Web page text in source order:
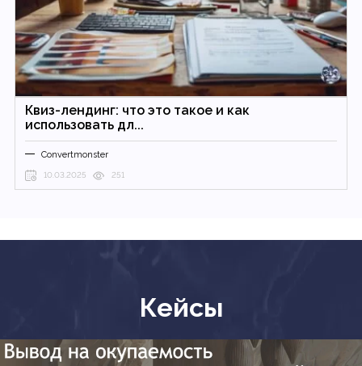
Квиз-лендинг: что это такое и как
использовать дл...
Convertmonster
10.03.2025 251
Кейсы